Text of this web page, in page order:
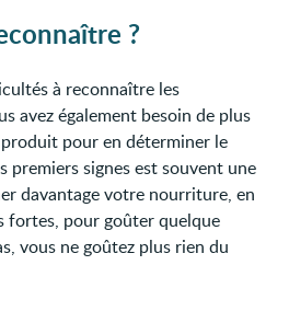
?
à reconnaître les
avez également besoin de plus
pour en déterminer le
premiers signes est souvent une
davantage votre nourriture, en
fortes, pour goûter quelque
vous ne goûtez plus rien du